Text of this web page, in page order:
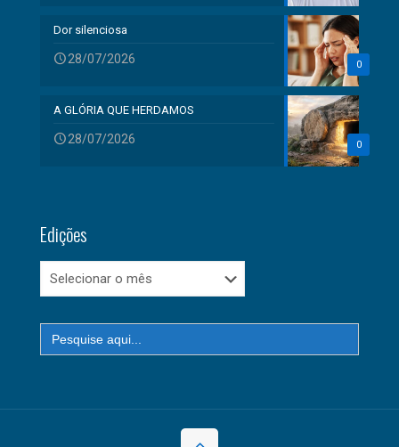
0
Dor silenciosa
28/07/2026
0
A GLÓRIA QUE HERDAMOS
28/07/2026
Edições
Edições
Search
for: